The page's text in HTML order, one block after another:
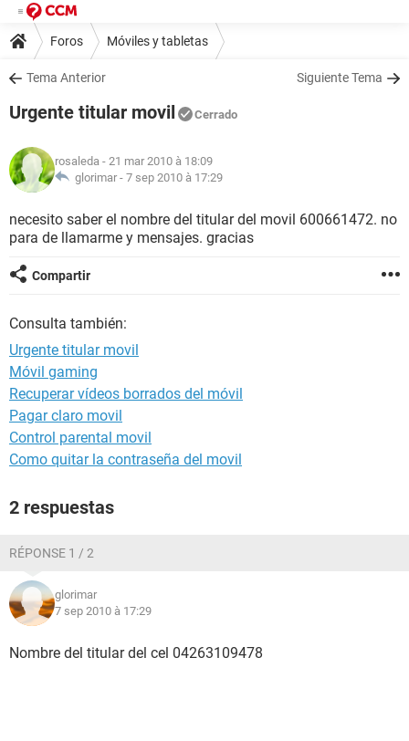
Foros Móviles y tabletas
Tema Anterior Siguiente Tema
Urgente titular movil Cerrado
rosaleda - 21 mar 2010 à 18:09
glorimar - 7 sep 2010 à 17:29
necesito saber el nombre del titular del movil 600661472. no
para de llamarme y mensajes. gracias
Compartir
Consulta también:
Urgente titular movil
Móvil gaming
Recuperar vídeos borrados del móvil
Pagar claro movil
Control parental movil
Como quitar la contraseña del movil
2 respuestas
RÉPONSE 1 / 2
glorimar
7 sep 2010 à 17:29
Nombre del titular del cel 04263109478